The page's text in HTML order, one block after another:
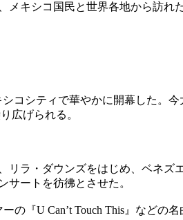
キシコ国民と世界各地から訪れ
コシティで華やかに開幕した。
広げられる。
ラ・ダウンズをはじめ、ベネズ
ートを彷彿とさせた。
『U Can’t Touch This』などの